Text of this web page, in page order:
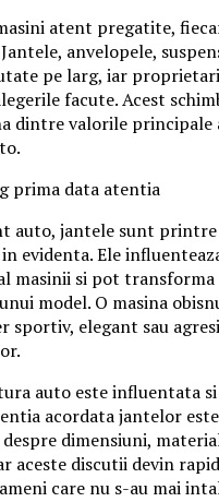
atent pregatite,
anvelopele,
pe larg, iar
facute. Acest
dintre valorile principale
prima data atentia
auto, jantele sunt
evidenta. Ele
masinii si pot
model. O masina
sportiv, elegant sau
auto este influentata
acordata jantelor
dimensiuni,
aceste discutii devin
care nu s-au mai